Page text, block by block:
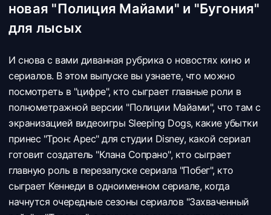
новая "Полиция Майами" и "Бугония"
для лысых
И снова с вами диванная рубрика о новостях кино и
сериалов. В этом выпуске вы узнаете, что можно
посмотреть в "цифре", кто сыграет главные роли в
полнометражной версии "Полиции Майами", что там с
экранизацией видеоигры Sleeping Dogs, какие убытки
принес "Трон: Арес" для студии Disney, какой сериал
готовит создатель "Клана Сопрано", кто сыграет
главную роль в перезапуске сериала "Побег", кто
сыграет Кеннеди в одноименном сериале, когда
начнутся очередные сезоны сериалов "Захваченный